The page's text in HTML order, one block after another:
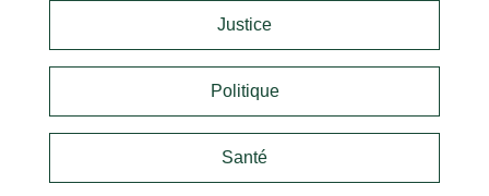
Justice
Politique
Santé